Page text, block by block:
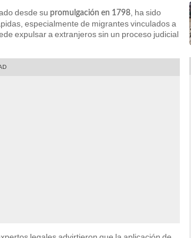
desde su promulgación en 1798, ha sido
especialmente de migrantes vinculados a
expulsar a extranjeros sin un proceso judicial